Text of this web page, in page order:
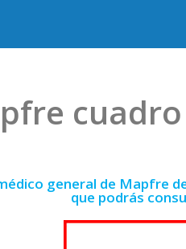
general de Mapfre
que podrás